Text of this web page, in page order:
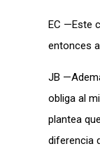
EC —Este
entonces
JB
obliga al
plantea
diferencia